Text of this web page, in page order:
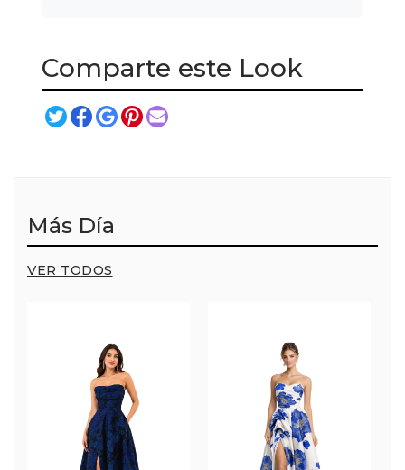
Comparte este Look
Más Día
VER TODOS